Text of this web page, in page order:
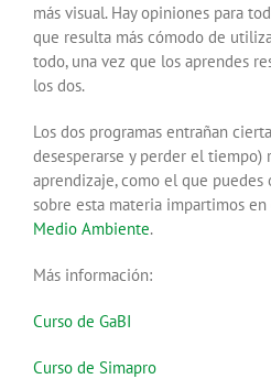
más visual. Hay opiniones para
que resulta más cómodo de
todo, una vez que los aprendes
los dos.
Los dos programas entrañan
desesperarse y perder el tiempo)
aprendizaje, como el que puedes
sobre esta materia impartimos en
Medio Ambiente.
Más información:
Curso de GaBI
Curso de Simapro